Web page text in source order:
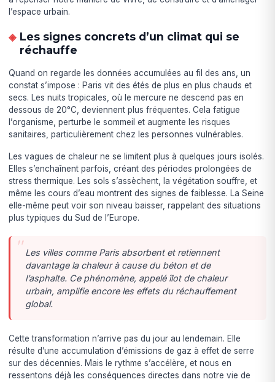
l’espace urbain.
Les signes concrets d’un climat qui se
réchauffe
Quand on regarde les données accumulées au fil des ans, un
constat s’impose : Paris vit des étés de plus en plus chauds et
secs. Les nuits tropicales, où le mercure ne descend pas en
dessous de 20°C, deviennent plus fréquentes. Cela fatigue
l’organisme, perturbe le sommeil et augmente les risques
sanitaires, particulièrement chez les personnes vulnérables.
Les vagues de chaleur ne se limitent plus à quelques jours isolés.
Elles s’enchaînent parfois, créant des périodes prolongées de
stress thermique. Les sols s’assèchent, la végétation souffre, et
même les cours d’eau montrent des signes de faiblesse. La Seine
elle-même peut voir son niveau baisser, rappelant des situations
plus typiques du Sud de l’Europe.
Les villes comme Paris absorbent et retiennent
davantage la chaleur à cause du béton et de
l’asphalte. Ce phénomène, appelé îlot de chaleur
urbain, amplifie encore les effets du réchauffement
global.
Cette transformation n’arrive pas du jour au lendemain. Elle
résulte d’une accumulation d’émissions de gaz à effet de serre
sur des décennies. Mais le rythme s’accélère, et nous en
ressentons déjà les conséquences directes dans notre vie de